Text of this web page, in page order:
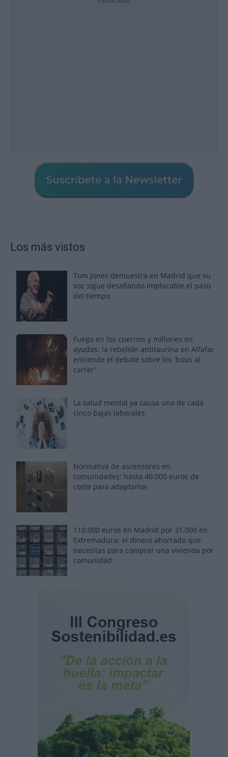
Los más vistos
Tom Jones demuestra en Madrid que su
voz sigue desafiando implacable el paso
del tiempo
Fuego en los cuernos y millones en
ayudas: la rebelión antitaurina en Alfafar
enciende el debate sobre los 'bous al
carrer'
La salud mental ya causa una de cada
cinco bajas laborales
Normativa de ascensores en
comunidades: hasta 40.000 euros de
coste para adaptarlos
110.000 euros en Madrid por 31.000 en
Extremadura: el dinero ahorrado que
necesitas para comprar una vivienda por
comunidad